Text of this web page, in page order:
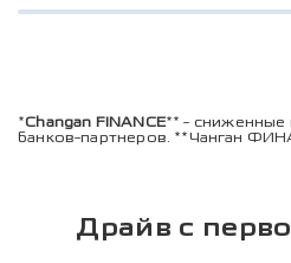
*Changan FINANCE** - сниженные
банков-партнеров. **Чанган
Драйв с